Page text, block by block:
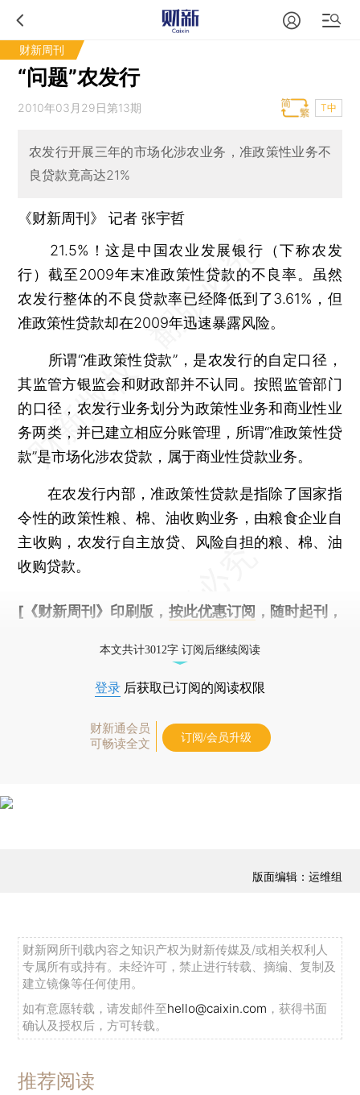
财新周刊
“问题”农发行
2010年03月29日第13期 T中
农发行开展三年的市场化涉农业务，准政策性业务不
良贷款竟高达21%
《财新周刊》 记者张宇哲
21.5%！这是中国农业发展银行（下称农发
行）截至2009年末准政策性贷款的不良率。虽然
农发行整体的不良贷款率已经降低到了3.61%，但
准政策性贷款却在2009年迅速暴露风险。
所谓“准政策性贷款”，是农发行的自定口径，
其监管方银监会和财政部并不认同。按照监管部门
的口径，农发行业务划分为政策性业务和商业性业
务两类，并已建立相应分账管理，所谓“准政策性贷
款”是市场化涉农贷款，属于商业性贷款业务。
在农发行内部，准政策性贷款是指除了国家指
令性的政策性粮、棉、油收购业务，由粮食企业自
主收购，农发行自主放贷、风险自担的粮、棉、油
收购贷款。
[《财新周刊》印刷版， 按此优惠订阅 ，随时起刊，
本文共计3012字 订阅后继续阅读
登录 后获取已订阅的阅读权限
财新通会员
可畅读全文
订阅/会员升级
版面编辑：运维组
财新网所刊载内容之知识产权为财新传媒及/或相关权利人
专属所有或持有。未经许可，禁止进行转载、摘编、复制及
建立镜像等任何使用。
如有意愿转载，请发邮件至hello@caixin.com ，获得书面
确认及授权后，方可转载。
推荐阅读